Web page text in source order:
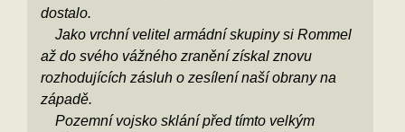
dostalo.
Jako vrchní velitel armádní skupiny si Rommel
až do svého vážného zranění získal znovu
rozhodujících zásluh o zesílení naší obrany na
západě.
Pozemní vojsko sklání před tímto velkým